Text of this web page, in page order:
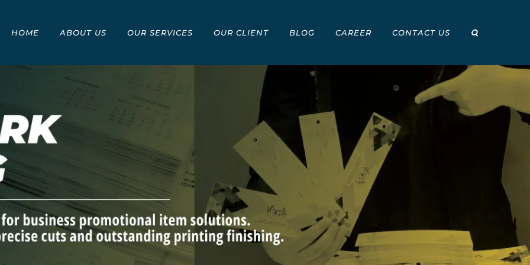
HOME ABOUT US OUR SERVICES OUR CLIENT BLOG CAREER CONTACT US